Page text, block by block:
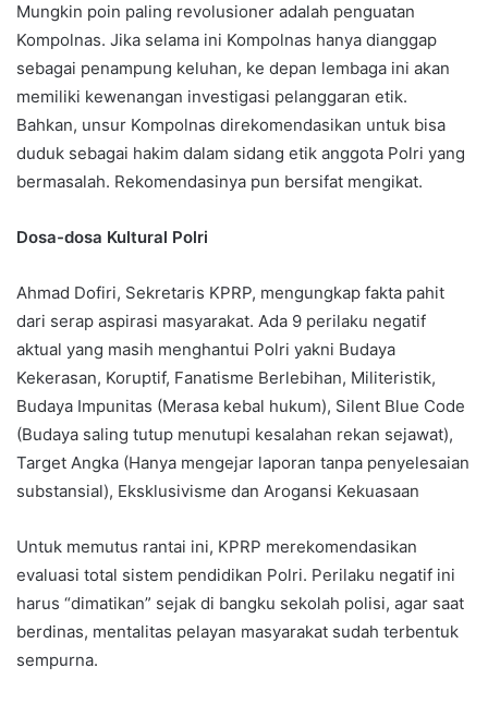
Mungkin poin paling revolusioner adalah penguatan
Kompolnas. Jika selama ini Kompolnas hanya dianggap
sebagai penampung keluhan, ke depan lembaga ini akan
memiliki kewenangan investigasi pelanggaran etik.
Bahkan, unsur Kompolnas direkomendasikan untuk bisa
duduk sebagai hakim dalam sidang etik anggota Polri yang
bermasalah. Rekomendasinya pun bersifat mengikat.
Dosa-dosa Kultural Polri
Ahmad Dofiri, Sekretaris KPRP, mengungkap fakta pahit
dari serap aspirasi masyarakat. Ada 9 perilaku negatif
aktual yang masih menghantui Polri yakni Budaya
Kekerasan, Koruptif, Fanatisme Berlebihan, Militeristik,
Budaya Impunitas (Merasa kebal hukum), Silent Blue Code
(Budaya saling tutup menutupi kesalahan rekan sejawat),
Target Angka (Hanya mengejar laporan tanpa penyelesaian
substansial), Eksklusivisme dan Arogansi Kekuasaan
Untuk memutus rantai ini, KPRP merekomendasikan
evaluasi total sistem pendidikan Polri. Perilaku negatif ini
harus “dimatikan” sejak di bangku sekolah polisi, agar saat
berdinas, mentalitas pelayan masyarakat sudah terbentuk
sempurna.